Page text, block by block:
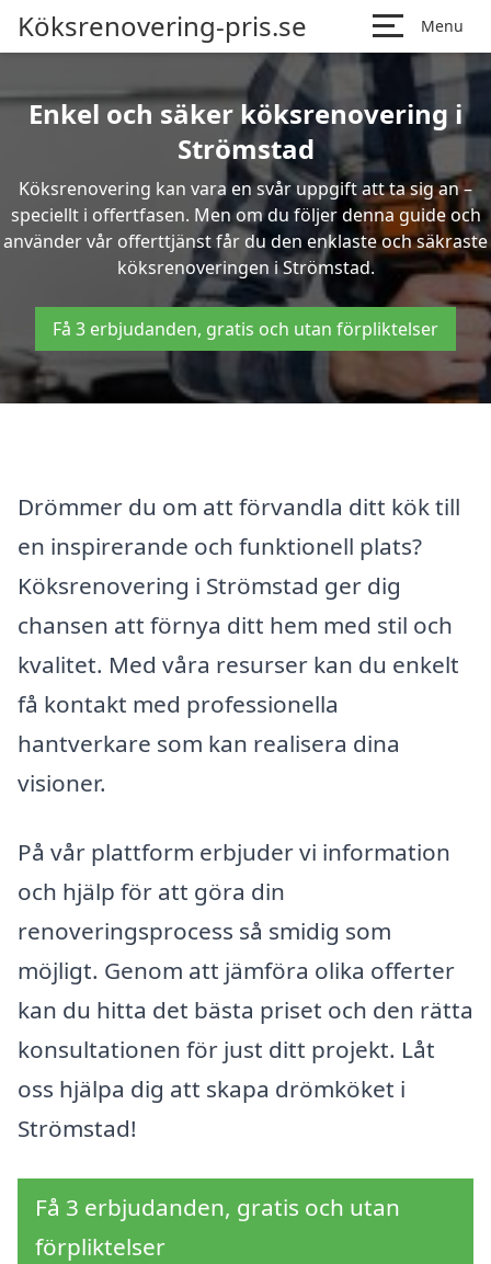
Köksrenovering-pris.se Menu
Enkel och säker köksrenovering i
Strömstad
Köksrenovering kan vara en svår uppgift att ta sig an –
speciellt i offertfasen. Men om du följer denna guide och
använder vår offerttjänst får du den enklaste och säkraste
köksrenoveringen i Strömstad.
Få 3 erbjudanden, gratis och utan förpliktelser
Drömmer du om att förvandla ditt kök till
en inspirerande och funktionell plats?
Köksrenovering i Strömstad ger dig
chansen att förnya ditt hem med stil och
kvalitet. Med våra resurser kan du enkelt
få kontakt med professionella
hantverkare som kan realisera dina
visioner.
På vår plattform erbjuder vi information
och hjälp för att göra din
renoveringsprocess så smidig som
möjligt. Genom att jämföra olika offerter
kan du hitta det bästa priset och den rätta
konsultationen för just ditt projekt. Låt
oss hjälpa dig att skapa drömköket i
Strömstad!
Få 3 erbjudanden, gratis och utan
förpliktelser